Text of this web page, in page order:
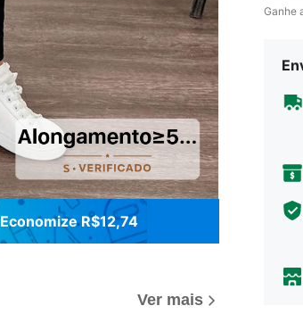
Economize R$12,74
Ver mais
Ganhe